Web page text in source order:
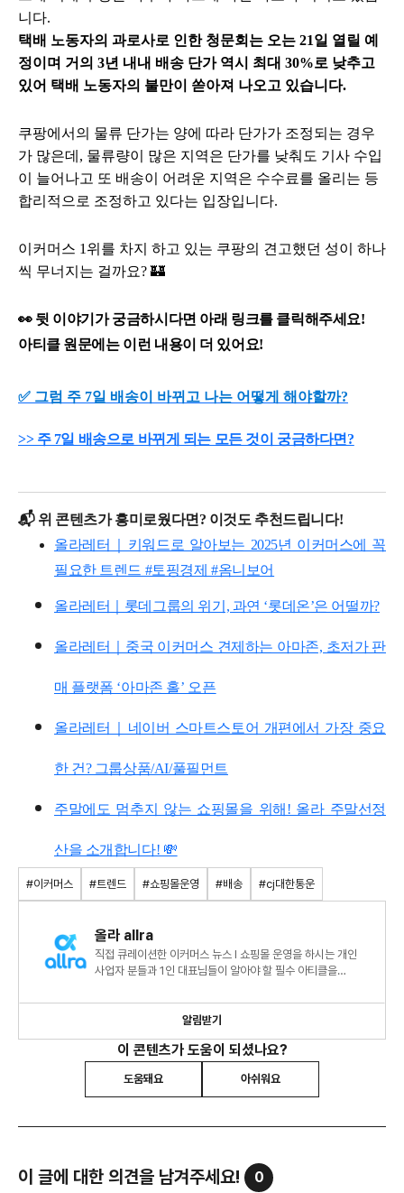
니다.
택배 노동자의 과로사로 인한 청문회는 오는 21일 열릴 예
정이며 거의 3년 내내 배송 단가 역시 최대 30%로 낮추고
있어 택배 노동자의 불만이 쏟아져 나오고 있습니다.
쿠팡에서의 물류 단가는 양에 따라 단가가 조정되는 경우
가 많은데, 물류량이 많은 지역은 단가를 낮춰도 기사 수입
이 늘어나고 또 배송이 어려운 지역은 수수료를 올리는 등
합리적으로 조정하고 있다는 입장입니다.
이커머스 1위를 차지 하고 있는 쿠팡의 견고했던 성이 하나
씩 무너지는 걸까요? 🏰
👀 뒷 이야기가 궁금하시다면 아래 링크를 클릭해주세요!
아티클 원문에는 이런 내용이 더 있어요!
✅ 그럼 주 7일 배송이 바뀌고 나는 어떻게 해야할까?
>> 주 7일 배송으로 바뀌게 되는 모든 것이 궁금하다면?
📬 위 콘텐츠가 흥미로웠다면? 이것도 추천드립니다!
올라레터｜키워드로 알아보는 2025년 이커머스에 꼭
필요한 트렌드 #토핑경제 #옴니보어
올라레터｜롯데그룹의 위기, 과연 ‘롯데온’은 어떨까?
올라레터｜중국 이커머스 견제하는 아마존, 초저가 판
매 플랫폼 ‘아마존 홀’ 오픈
올라레터｜네이버 스마트스토어 개편에서 가장 중요
한 건? 그룹상품/AI/풀필먼트
주말에도 멈추지 않는 쇼핑몰을 위해! 올라 주말선정
산을 소개합니다! 💸
#이커머스 #트렌드 #쇼핑몰운영 #배송 #cj대한통운
올라 allra
직접 큐레이션한 이커머스 뉴스 l 쇼핑몰 운영을 하시는 개인
사업자 분들과 1인 대표님들이 알아야 할 필수 아티클을
알림받기
이 콘텐츠가 도움이 되셨나요?
도움돼요 아쉬워요
이 글에 대한 의견을 남겨주세요! 0